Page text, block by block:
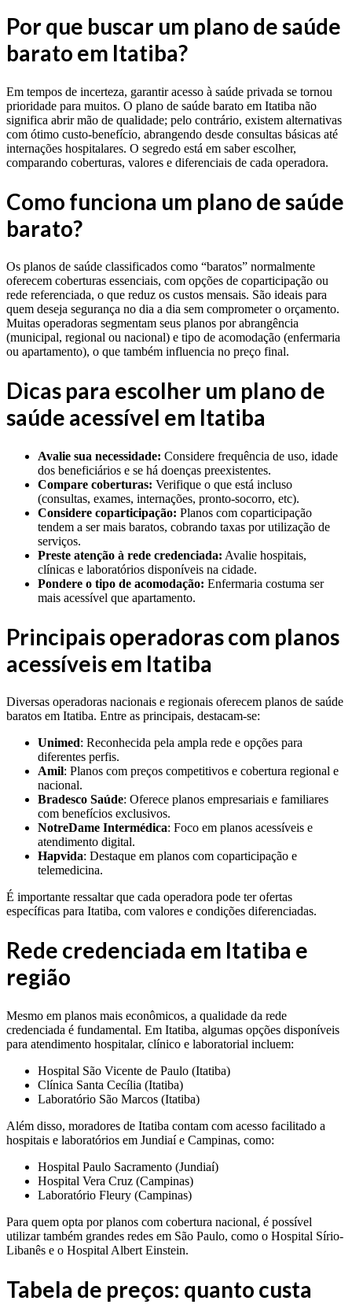
Por que buscar um plano de saúde
barato em Itatiba?
Em tempos de incerteza, garantir acesso à saúde privada se tornou
prioridade para muitos. O plano de saúde barato em Itatiba não
significa abrir mão de qualidade; pelo contrário, existem alternativas
com ótimo custo-benefício, abrangendo desde consultas básicas até
internações hospitalares. O segredo está em saber escolher,
comparando coberturas, valores e diferenciais de cada operadora.
Como funciona um plano de saúde
barato?
Os planos de saúde classificados como “baratos” normalmente
oferecem coberturas essenciais, com opções de coparticipação ou
rede referenciada, o que reduz os custos mensais. São ideais para
quem deseja segurança no dia a dia sem comprometer o orçamento.
Muitas operadoras segmentam seus planos por abrangência
(municipal, regional ou nacional) e tipo de acomodação (enfermaria
ou apartamento), o que também influencia no preço final.
Dicas para escolher um plano de
saúde acessível em Itatiba
Avalie sua necessidade: Considere frequência de uso, idade
dos beneficiários e se há doenças preexistentes.
Compare coberturas: Verifique o que está incluso
(consultas, exames, internações, pronto-socorro, etc).
Considere coparticipação: Planos com coparticipação
tendem a ser mais baratos, cobrando taxas por utilização de
serviços.
Preste atenção à rede credenciada: Avalie hospitais,
clínicas e laboratórios disponíveis na cidade.
Pondere o tipo de acomodação: Enfermaria costuma ser
mais acessível que apartamento.
Principais operadoras com planos
acessíveis em Itatiba
Diversas operadoras nacionais e regionais oferecem planos de saúde
baratos em Itatiba. Entre as principais, destacam-se:
Unimed: Reconhecida pela ampla rede e opções para
diferentes perfis.
Amil: Planos com preços competitivos e cobertura regional e
nacional.
Bradesco Saúde: Oferece planos empresariais e familiares
com benefícios exclusivos.
NotreDame Intermédica: Foco em planos acessíveis e
atendimento digital.
Hapvida: Destaque em planos com coparticipação e
telemedicina.
É importante ressaltar que cada operadora pode ter ofertas
específicas para Itatiba, com valores e condições diferenciadas.
Rede credenciada em Itatiba e
região
Mesmo em planos mais econômicos, a qualidade da rede
credenciada é fundamental. Em Itatiba, algumas opções disponíveis
para atendimento hospitalar, clínico e laboratorial incluem:
Hospital São Vicente de Paulo (Itatiba)
Clínica Santa Cecília (Itatiba)
Laboratório São Marcos (Itatiba)
Além disso, moradores de Itatiba contam com acesso facilitado a
hospitais e laboratórios em Jundiaí e Campinas, como:
Hospital Paulo Sacramento (Jundiaí)
Hospital Vera Cruz (Campinas)
Laboratório Fleury (Campinas)
Para quem opta por planos com cobertura nacional, é possível
utilizar também grandes redes em São Paulo, como o Hospital Sírio-
Libanês e o Hospital Albert Einstein.
Tabela de preços: quanto custa